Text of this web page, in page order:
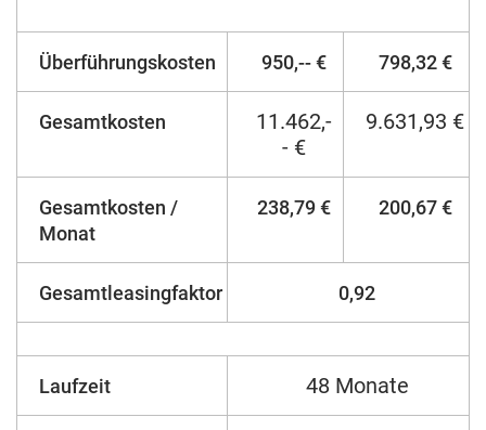
Überführungskosten 950,-- € 798,32 €
Gesamtkosten
11.462,-
- €
9.631,93 €
Gesamtkosten /
Monat
238,79 € 200,67 €
Gesamtleasingfaktor 0,92
Laufzeit 48 Monate